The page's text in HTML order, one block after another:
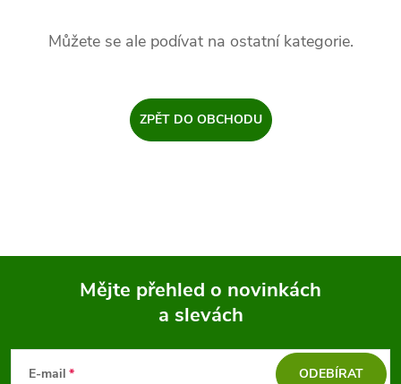
Můžete se ale podívat na ostatní kategorie.
ZPĚT DO OBCHODU
Mějte přehled o novinkách
a slevách
E-mail ODEBÍRAT